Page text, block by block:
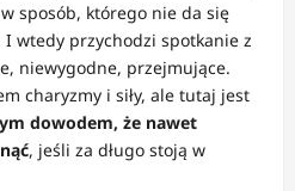
sposób, którego nie da się
I wtedy przychodzi spotkanie z
niewygodne, przejmujące.
charyzmy i siły, ale tutaj jest
dowodem, że nawet
, jeśli za długo stoją w